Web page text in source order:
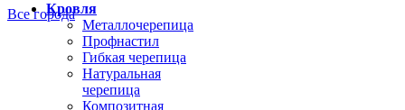
Все города
Кровля
Металлочерепица
Профнастил
Гибкая черепица
Натуральная
черепица
Композитная